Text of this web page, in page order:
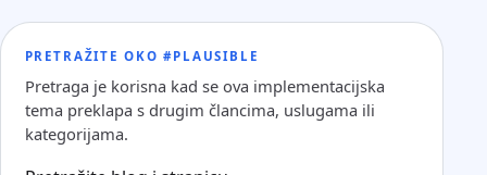
PRETRAŽITE OKO #PLAUSIBLE
Pretraga je korisna kad se ova implementacijska
tema preklapa s drugim člancima, uslugama ili
kategorijama.